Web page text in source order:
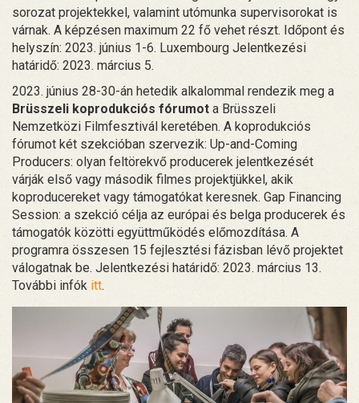
sorozat projektekkel, valamint utómunka supervisorokat is
várnak. A képzésen maximum 22 fő vehet részt. Időpont és
helyszín: 2023. június 1-6. Luxembourg Jelentkezési
határidő: 2023. március 5.
2023. június 28-30-án hetedik alkalommal rendezik meg a
Brüsszeli koprodukciós fórumot a Brüsszeli
Nemzetközi Filmfesztivál keretében. A koprodukciós
fórumot két szekcióban szervezik: Up-and-Coming
Producers: olyan feltörekvő producerek jelentkezését
várják első vagy második filmes projektjükkel, akik
koproducereket vagy támogatókat keresnek. Gap Financing
Session: a szekció célja az európai és belga producerek és
támogatók közötti együttműködés előmozdítása. A
programra összesen 15 fejlesztési fázisban lévő projektet
válogatnak be. Jelentkezési határidő: 2023. március 13.
További infók itt.